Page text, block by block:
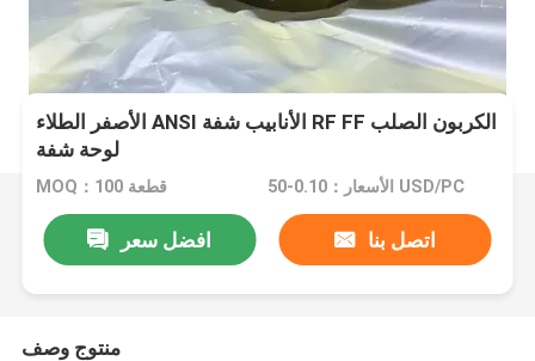
الأصفر الطلاء ANSI الأنابيب شفة RF FF الكربون الصلب
لوحة شفة
MOQ：100 قطعة الأسعار：0.10-50 USD/PC
افضل سعر اتصل بنا
منتوج وصف